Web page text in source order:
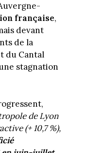
française,
devant
de la
du Cantal
stagnation
de Lyon
(+ 10,7 %),